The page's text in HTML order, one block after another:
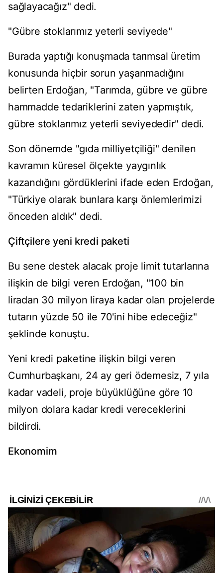
sağlayacağız" dedi.
"Gübre stoklarımız yeterli seviyede"
Burada yaptığı konuşmada tarımsal üretim
konusunda hiçbir sorun yaşanmadığını
belirten Erdoğan, "Tarımda, gübre ve gübre
hammadde tedariklerini zaten yapmıştık,
gübre stoklarımız yeterli seviyededir" dedi.
Son dönemde "gıda milliyetçiliği" denilen
kavramın küresel ölçekte yaygınlık
kazandığını gördüklerini ifade eden Erdoğan,
"Türkiye olarak bunlara karşı önlemlerimizi
önceden aldık" dedi.
Çiftçilere yeni kredi paketi
Bu sene destek alacak proje limit tutarlarına
ilişkin de bilgi veren Erdoğan, "100 bin
liradan 30 milyon liraya kadar olan projelerde
tutarın yüzde 50 ile 70'ini hibe edeceğiz"
şeklinde konuştu.
Yeni kredi paketine ilişkin bilgi veren
Cumhurbaşkanı, 24 ay geri ödemesiz, 7 yıla
kadar vadeli, proje büyüklüğüne göre 10
milyon dolara kadar kredi vereceklerini
bildirdi.
Ekonomim